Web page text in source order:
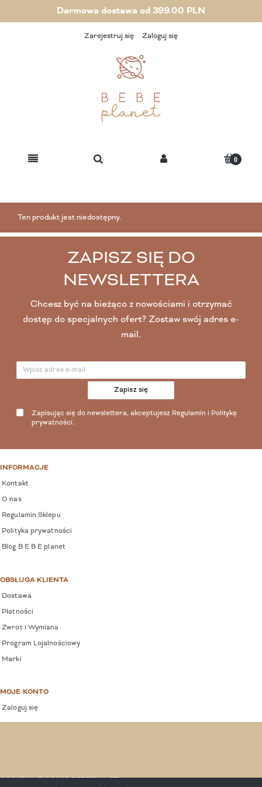
Darmowa dostawa od 399.00 PLN
Zarejestruj się Zaloguj się
Ten produkt jest niedostępny.
ZAPISZ SIĘ DO
NEWSLETTERA
Chcesz być na bieżąco z nowościami i otrzymać
dostęp do specjalnych ofert? Zostaw swój adres e-
mail.
Zapisz się
Zapisując się do newslettera, akceptujesz Regulamin i Politykę
prywatności.
INFORMACJE
Kontakt
O nas
Regulamin Sklepu
Polityka prywatności
Blog B E B E planet
OBSŁUGA KLIENTA
Dostawa
Płatności
Zwrot i Wymiana
Program Lojalnościowy
Marki
MOJE KONTO
Zaloguj się
COPYRIGHT © 2025 BEBEPLANET.